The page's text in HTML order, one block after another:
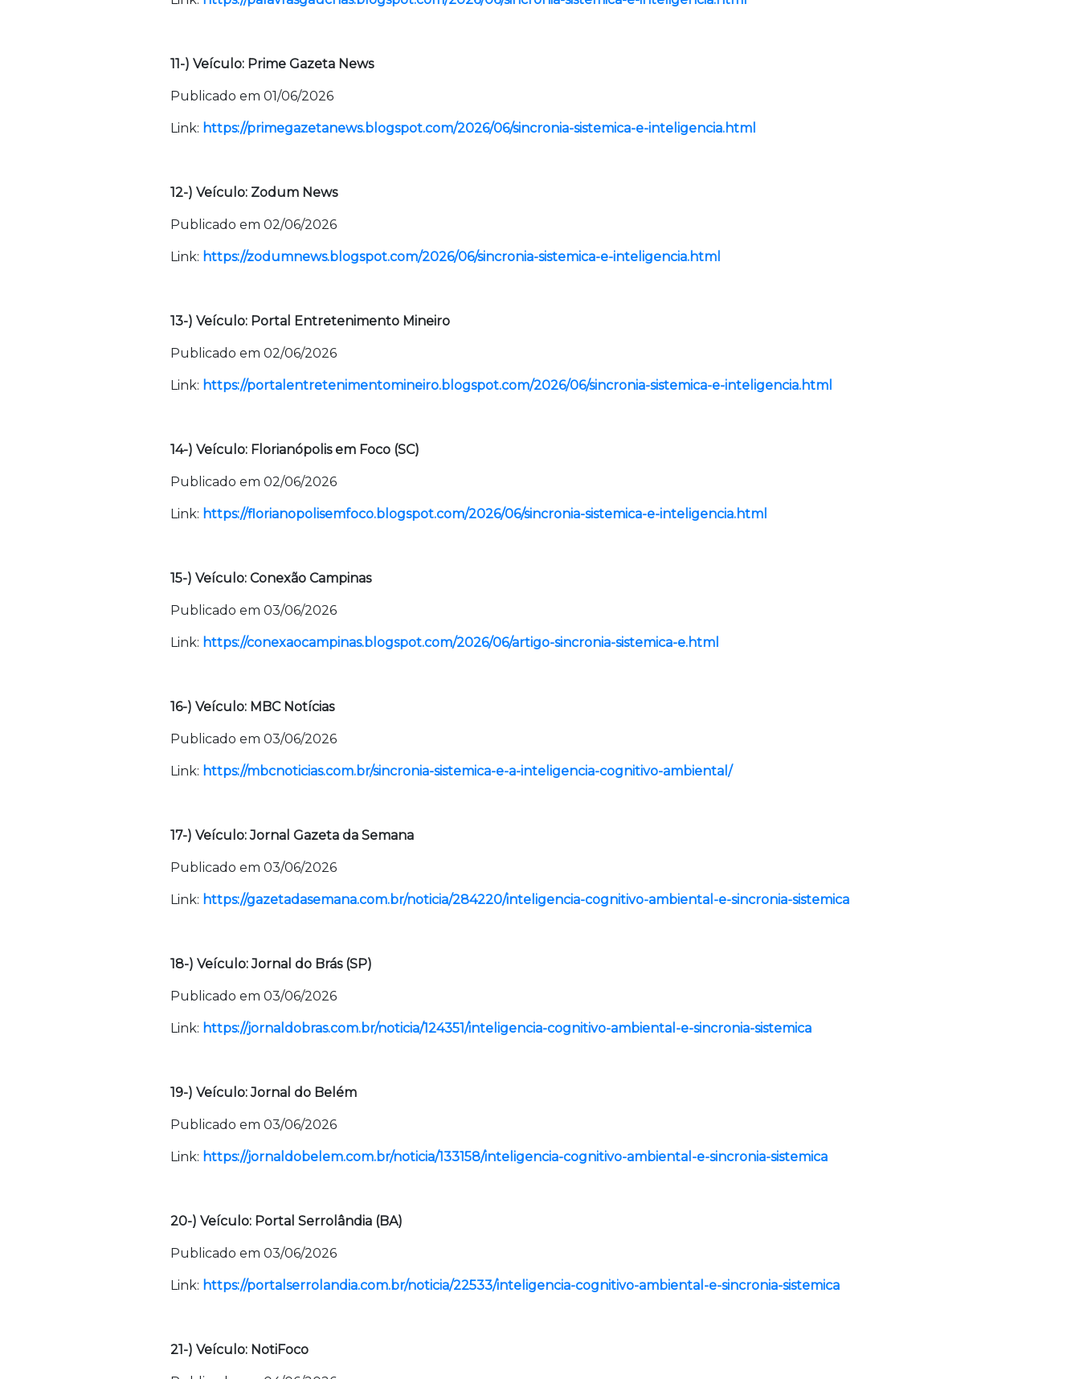
11-) Veículo: Prime Gazeta News
Publicado em 01/06/2026
Link: https://primegazetanews.blogspot.com/2026/06/sincronia-sistemica-e-inteligencia.html
12-) Veículo: Zodum News
Publicado em 02/06/2026
Link: https://zodumnews.blogspot.com/2026/06/sincronia-sistemica-e-inteligencia.html
13-) Veículo: Portal Entretenimento Mineiro
Publicado em 02/06/2026
Link: https://portalentretenimentomineiro.blogspot.com/2026/06/sincronia-sistemica-e-inteligencia.html
14-) Veículo: Florianópolis em Foco (SC)
Publicado em 02/06/2026
Link: https://florianopolisemfoco.blogspot.com/2026/06/sincronia-sistemica-e-inteligencia.html
15-) Veículo: Conexão Campinas
Publicado em 03/06/2026
Link: https://conexaocampinas.blogspot.com/2026/06/artigo-sincronia-sistemica-e.html
16-) Veículo: MBC Notícias
Publicado em 03/06/2026
Link: https://mbcnoticias.com.br/sincronia-sistemica-e-a-inteligencia-cognitivo-ambiental/
17-) Veículo: Jornal Gazeta da Semana
Publicado em 03/06/2026
Link: https://gazetadasemana.com.br/noticia/284220/inteligencia-cognitivo-ambiental-e-sincronia-sistemica
18-) Veículo: Jornal do Brás (SP)
Publicado em 03/06/2026
Link: https://jornaldobras.com.br/noticia/124351/inteligencia-cognitivo-ambiental-e-sincronia-sistemica
19-) Veículo: Jornal do Belém
Publicado em 03/06/2026
Link: https://jornaldobelem.com.br/noticia/133158/inteligencia-cognitivo-ambiental-e-sincronia-sistemica
20-) Veículo: Portal Serrolândia (BA)
Publicado em 03/06/2026
Link: https://portalserrolandia.com.br/noticia/22533/inteligencia-cognitivo-ambiental-e-sincronia-sistemica
21-) Veículo: NotiFoco